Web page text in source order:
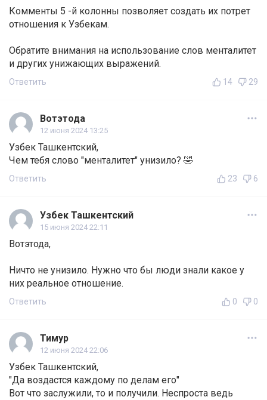
Комменты 5 -й колонны позволяет создать их потрет
отношения к Узбекам.
Обратите внимания на использование слов менталитет
и других унижающих выражений.
Ответить 14 29
Вотэтода
12 июня 2024 13:25
Узбек Ташкентский,
Чем тебя слово "менталитет" унизило? 🤣
Ответить 23 6
Узбек Ташкентский
15 июня 2024 22:11
Вотэтода,
Ничто не унизило. Нужно что бы люди знали какое у
них реальное отношение.
Ответить 0 0
Тимур
12 июня 2024 22:06
Узбек Ташкентский,
"Да воздастся каждому по делам его"
Вот что заслужили, то и получили. Неспроста ведь